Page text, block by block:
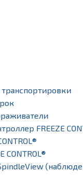
транспортировки
FREEZE
CONTROL®